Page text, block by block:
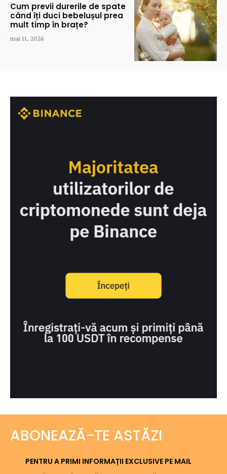
Cum previi durerile de spate
când îți duci bebelușul prea
mult timp în brațe?
mai 11, 2026
ABONEAZĂ-TE ASTĂZI
PENTRU A PRIMI INFORMAȚII EXCLUSIVE PE MAIL